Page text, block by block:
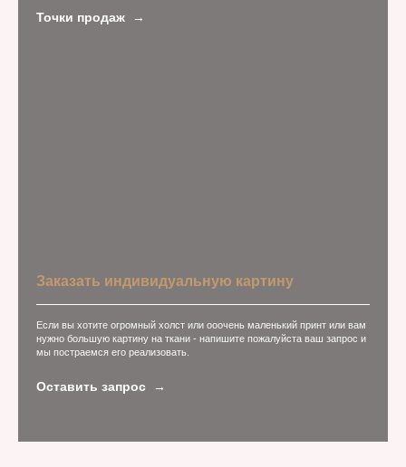
Точки продаж
Заказать индивидуальную картину
Если вы хотите огромный холст или ооочень маленький принт или вам
нужно большую картину на ткани - напишите пожалуйста ваш запрос и
мы постраемся его реализовать.
Оставить запрос